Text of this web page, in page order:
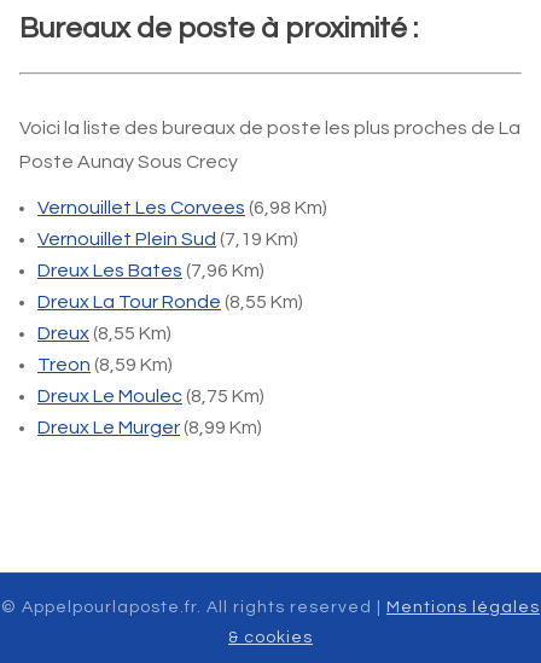
Bureaux de poste à proximité :
Voici la liste des bureaux de poste les plus proches de La
Poste Aunay Sous Crecy
Vernouillet Les Corvees (6,98 Km)
Vernouillet Plein Sud (7,19 Km)
Dreux Les Bates (7,96 Km)
Dreux La Tour Ronde (8,55 Km)
Dreux(8,55 Km)
Treon (8,59 Km)
Dreux Le Moulec(8,75 Km)
Dreux Le Murger(8,99 Km)
© Appelpourlaposte.fr. All rights reserved |
Mentions légales
& cookies